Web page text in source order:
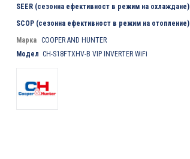
SEER (сезонна ефективност в режим на охлаждане)
SCOP (сезонна ефективност в режим на отопление)
Марка COOPER AND HUNTER
Модел CH-S18FTXHV-B VIP INVERTER WiFi